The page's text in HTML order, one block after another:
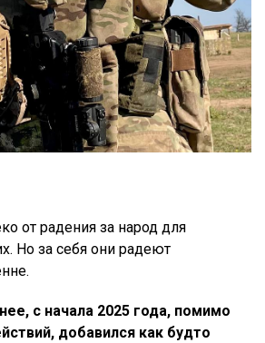
от радения за народ для
Но за себя они радеют
с начала 2025 года, помимо
добавился как будто